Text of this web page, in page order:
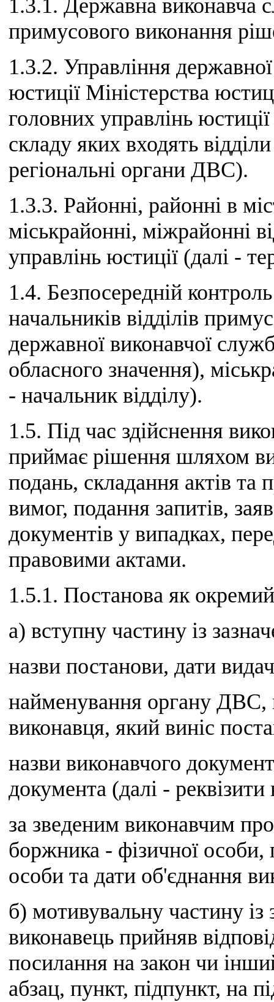
1.3.1. Державна виконавча
примусового виконання
1.3.2. Управління
юстиції Міністерства
головних управлінь
складу яких входять
регіональні органи ДВС).
1.3.3. Районні, районні в
міськрайонні, міжрайонні
управлінь юстиції (далі -
1.4. Безпосередній
начальників відділів
державної виконавчої
обласного значення),
- начальник відділу).
1.5. Під час здійснення
приймає рішення шляхом
подань, складання актів та
вимог, подання запитів,
документів у випадках,
правовими актами.
1.5.1. Постанова як окремий
а) вступну частину із
назви постанови, дати
найменування органу ДВС,
виконавця, який виніс
назви виконавчого
документа (далі -
за зведеним виконавчим
боржника - фізичної
особи та дати об'єднання
б) мотивувальну частину
виконавець прийняв
посилання на закон чи
абзац, пункт, підпункт, на